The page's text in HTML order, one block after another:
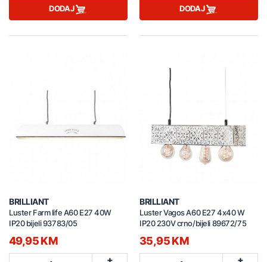
DODAJ DODAJ
BRILLIANT
Luster Farm life A60 E27 40W
IP20 bijeli 93783/05
49,95 KM
+
BRILLIANT
Luster Vagos A60 E27 4x40 W
IP20 230V crno/bijeli 89672/75
35,95 KM
+